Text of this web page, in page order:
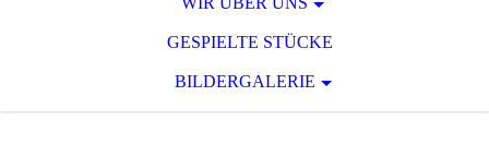
GESPIELTE STÜCKE
BILDERGALERIE